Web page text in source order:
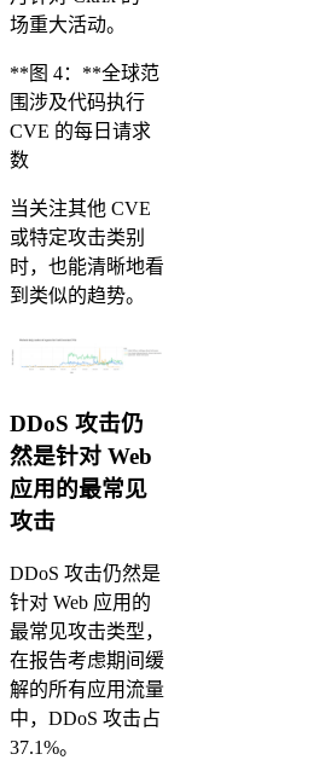
场重大活动。
**图 4：**全球范
围涉及代码执行
CVE 的每日请求
数
当关注其他 CVE
或特定攻击类别
时，也能清晰地看
到类似的趋势。
DDoS 攻击仍
然是针对 Web
应用的最常见
攻击
DDoS 攻击仍然是
针对 Web 应用的
最常见攻击类型，
在报告考虑期间缓
解的所有应用流量
中，DDoS 攻击占
37.1%。